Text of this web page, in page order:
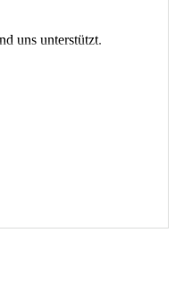
uns unterstützt.